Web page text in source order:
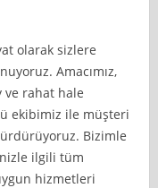
olarak sizlere
Amacımız,
ve rahat hale
ekibimiz ile müşteri
Bizimle
ilgili tüm
hizmetleri